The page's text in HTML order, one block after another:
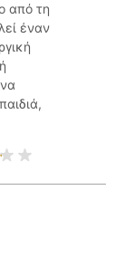
από τη
έναν